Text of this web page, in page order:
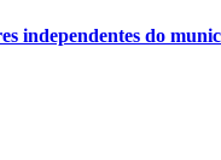
independentes do